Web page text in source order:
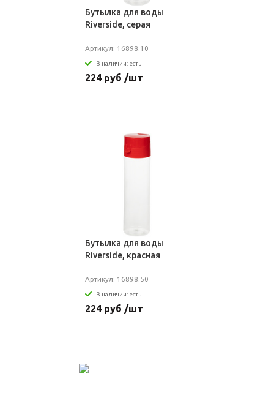
Бутылка для воды
Riverside, серая
Артикул: 16898.10
В наличии: есть
224 руб /шт
Бутылка для воды
Riverside, красная
Артикул: 16898.50
В наличии: есть
224 руб /шт